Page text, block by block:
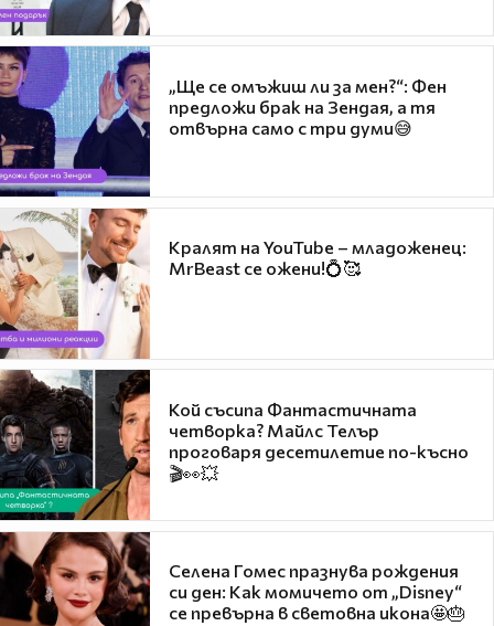
„Ще се омъжиш ли за мен?“: Фен
предложи брак на Зендая, а тя
отвърна само с три думи😅
Кралят на YouTube – младоженец:
MrBeast се ожени!💍🥰
Кой съсипа Фантастичната
четворка? Майлс Телър
проговаря десетилетие по-късно
🎬👀💥
Селена Гомес празнува рождения
си ден: Как момичето от „Disney“
се превърна в световна икона🤩🎂